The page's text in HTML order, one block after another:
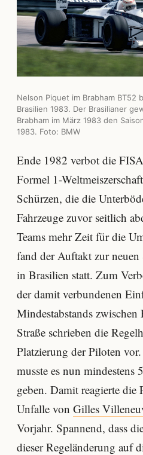
Nelson Piquet im Brabham BT52
Brasilien 1983. Der Brasilianer
Brabham im März 1983 den
1983. Foto: BMW
Ende 1982 verbot die
Formel 1-
Schürzen, die die
Fahrzeuge zuvor seitlich
Teams mehr Zeit für die
fand der Auftakt zur
in Brasilien statt. Zum
der damit verbundenen
Mindestabstands zwischen
Straße schrieben die
Platzierung der Piloten
musste es nun mindestens
geben. Damit reagierte die
Unfalle von Gilles
Vorjahr. Spannend, dass
dieser Regeländerung auf